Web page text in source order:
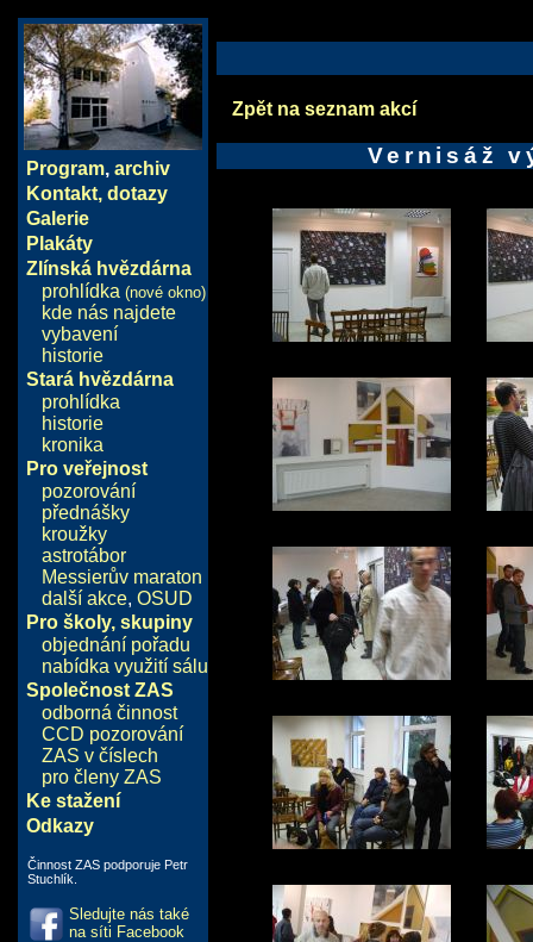
Program, archiv
Kontakt, dotazy
Galerie
Plakáty
Zlínská hvězdárna
prohlídka (nové okno)
kde nás najdete
vybavení
historie
Stará hvězdárna
prohlídka
historie
kronika
Pro veřejnost
pozorování
přednášky
kroužky
astrotábor
Messierův maraton
další akce, OSUD
Pro školy, skupiny
objednání pořadu
nabídka využití sálu
Společnost ZAS
odborná činnost
CCD pozorování
ZAS v číslech
pro členy ZAS
Ke stažení
Odkazy
Činnost ZAS podporuje Petr
Stuchlík.
Sledujte nás také
na síti Facebook
Zpět na seznam akcí
Vernisáž